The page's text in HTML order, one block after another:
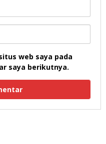
web saya pada
saya berikutnya.